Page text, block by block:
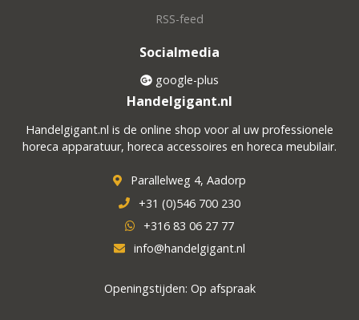
RSS-feed
Socialmedia
google-plus
Handelgigant.nl
Handelgigant.nl is de online shop voor al uw professionele
horeca apparatuur, horeca accessoires en horeca meubilair.
Parallelweg 4, Aadorp
+31 (0)546 700 230
+316 83 06 27 77
info@handelgigant.nl
Openingstijden: Op afspraak